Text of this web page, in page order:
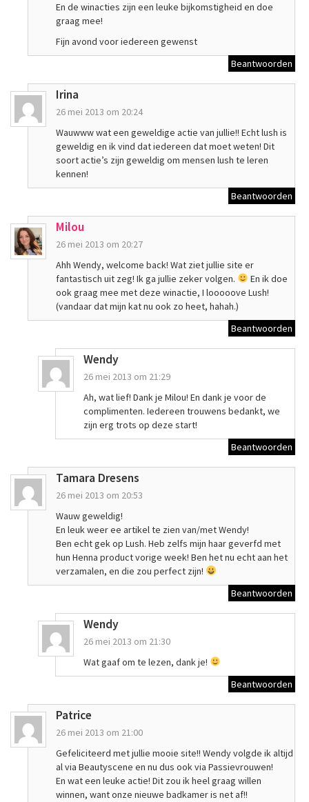
En de winacties zijn een leuke bijkomstigheid en doe
graag mee!
Fijn avond voor iedereen gewenst
Beantwoorden
Irina
26 mei 2013 om 20:24
Wauwww wat een geweldige actie van jullie!! Echt lush is
geweldig en ik vind dat iedereen dat moet weten! Dit
soort actie’s zijn geweldig om mensen lush te leren
kennen!
Beantwoorden
Milou
26 mei 2013 om 20:27
Ahh Wendy, welcome back! Wat ziet jullie site er
fantastisch uit zeg! Ik ga jullie zeker volgen.
En ik doe
ook graag mee met deze winactie, I looooove Lush!
(vandaar dat mijn kat nu ook zo heet, hahah.)
Beantwoorden
Wendy
26 mei 2013 om 21:29
Ah, wat lief! Dank je Milou! En dank je voor de
complimenten. Iedereen trouwens bedankt, we
zijn erg trots op deze start!
Beantwoorden
Tamara Dresens
26 mei 2013 om 20:53
Wauw geweldig!
En leuk weer ee artikel te zien van/met Wendy!
Ben echt gek op Lush. Heb zelfs mijn haar geverfd met
hun Henna product vorige week! Ben het nu echt aan het
verzamalen, en die zou perfect zijn!
Beantwoorden
Wendy
26 mei 2013 om 21:30
Wat gaaf om te lezen, dank je!
Beantwoorden
Patrice
26 mei 2013 om 21:00
Gefeliciteerd met jullie mooie site!! Wendy volgde ik altijd
al via Beautyscene en nu dus ook via Passievrouwen!
En wat een leuke actie! Dit zou ik heel graag willen
winnen, want onze nieuwe badkamer is net af!!